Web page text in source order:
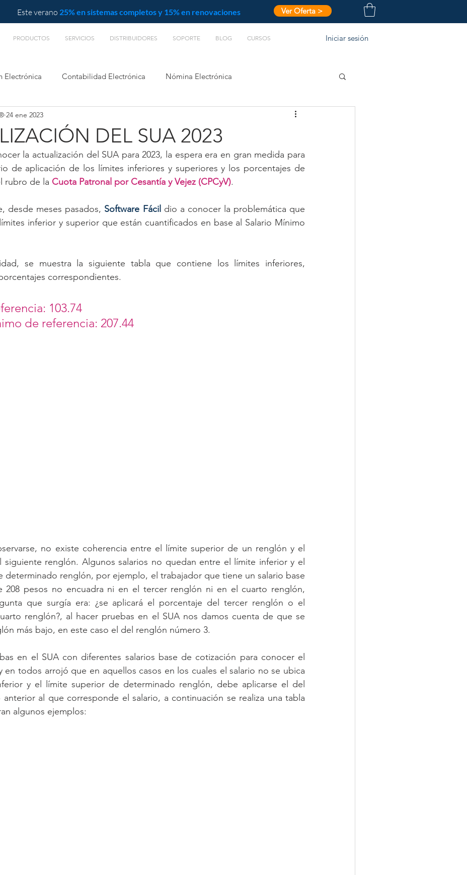
Este verano 25% en sistemas completos y 15% en renovaciones Ver Oferta >
PRODUCTOS SERVICIOS DISTRIBUIDORES SOPORTE BLOG CURSOS Iniciar sesión
Electrónica Contabilidad Electrónica Nómina Electrónica
XML
DEL SUA 2023
24 ene 2023
la actualización del SUA para 2023, la espera era en gran medida para
de aplicación de los límites inferiores y superiores y los porcentajes de
rubro de la Cuota Patronal por Cesantía y Vejez (CPCyV).
desde meses pasados, Software Fácil dio a conocer la problemática que
inferior y superior que están cuantificados en base al Salario Mínimo
se muestra la siguiente tabla que contiene los límites inferiores,
correspondientes.
103.74
de referencia: 207.44
no existe coherencia entre el límite superior de un renglón y el
siguiente renglón. Algunos salarios no quedan entre el límite inferior y el
determinado renglón, por ejemplo, el trabajador que tiene un salario base
208 pesos no encuadra ni en el tercer renglón ni en el cuarto renglón,
que surgía era: ¿se aplicará el porcentaje del tercer renglón o el
renglón?, al hacer pruebas en el SUA nos damos cuenta de que se
más bajo, en este caso el del renglón número 3.
en el SUA con diferentes salarios base de cotización para conocer el
en todos arrojó que en aquellos casos en los cuales el salario no se ubica
y el límite superior de determinado renglón, debe aplicarse el del
al que corresponde el salario, a continuación se realiza una tabla
algunos ejemplos: